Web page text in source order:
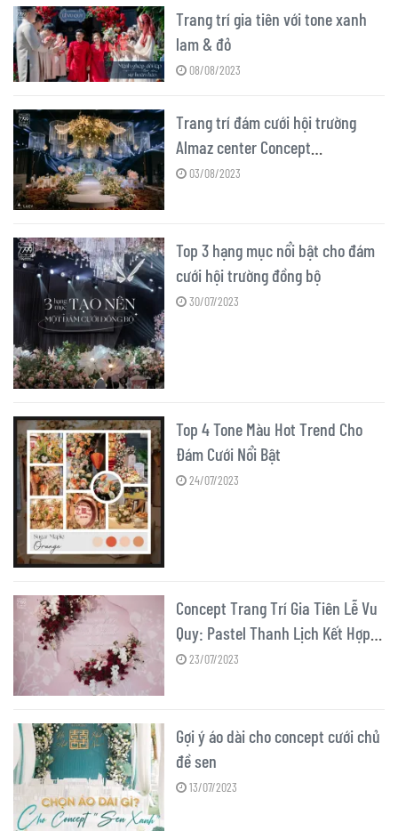
Trang trí gia tiên với tone xanh
lam & đỏ
08/08/2023
Trang trí đám cưới hội trường
Almaz center Concept
Cottagecore
03/08/2023
Top 3 hạng mục nổi bật cho đám
cưới hội trường đồng bộ
30/07/2023
Top 4 Tone Màu Hot Trend Cho
Đám Cưới Nổi Bật
24/07/2023
Concept Trang Trí Gia Tiên Lễ Vu
Quy: Pastel Thanh Lịch Kết Hợp
Họa Tiết Sáng Tạo
23/07/2023
Gợi ý áo dài cho concept cưới chủ
đề sen
13/07/2023